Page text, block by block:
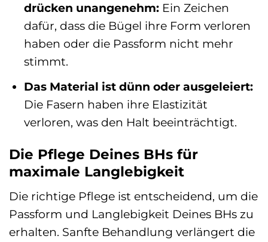
drücken unangenehm:Ein Zeichen
dafür, dass die Bügel ihre Form verloren
haben oder die Passform nicht mehr
stimmt.
Das Material ist dünn oder ausgeleiert:
Die Fasern haben ihre Elastizität
verloren, was den Halt beeinträchtigt.
Die Pflege Deines BHs für
maximale Langlebigkeit
Die richtige Pflege ist entscheidend, um die
Passform und Langlebigkeit Deines BHs zu
erhalten. Sanfte Behandlung verlängert die